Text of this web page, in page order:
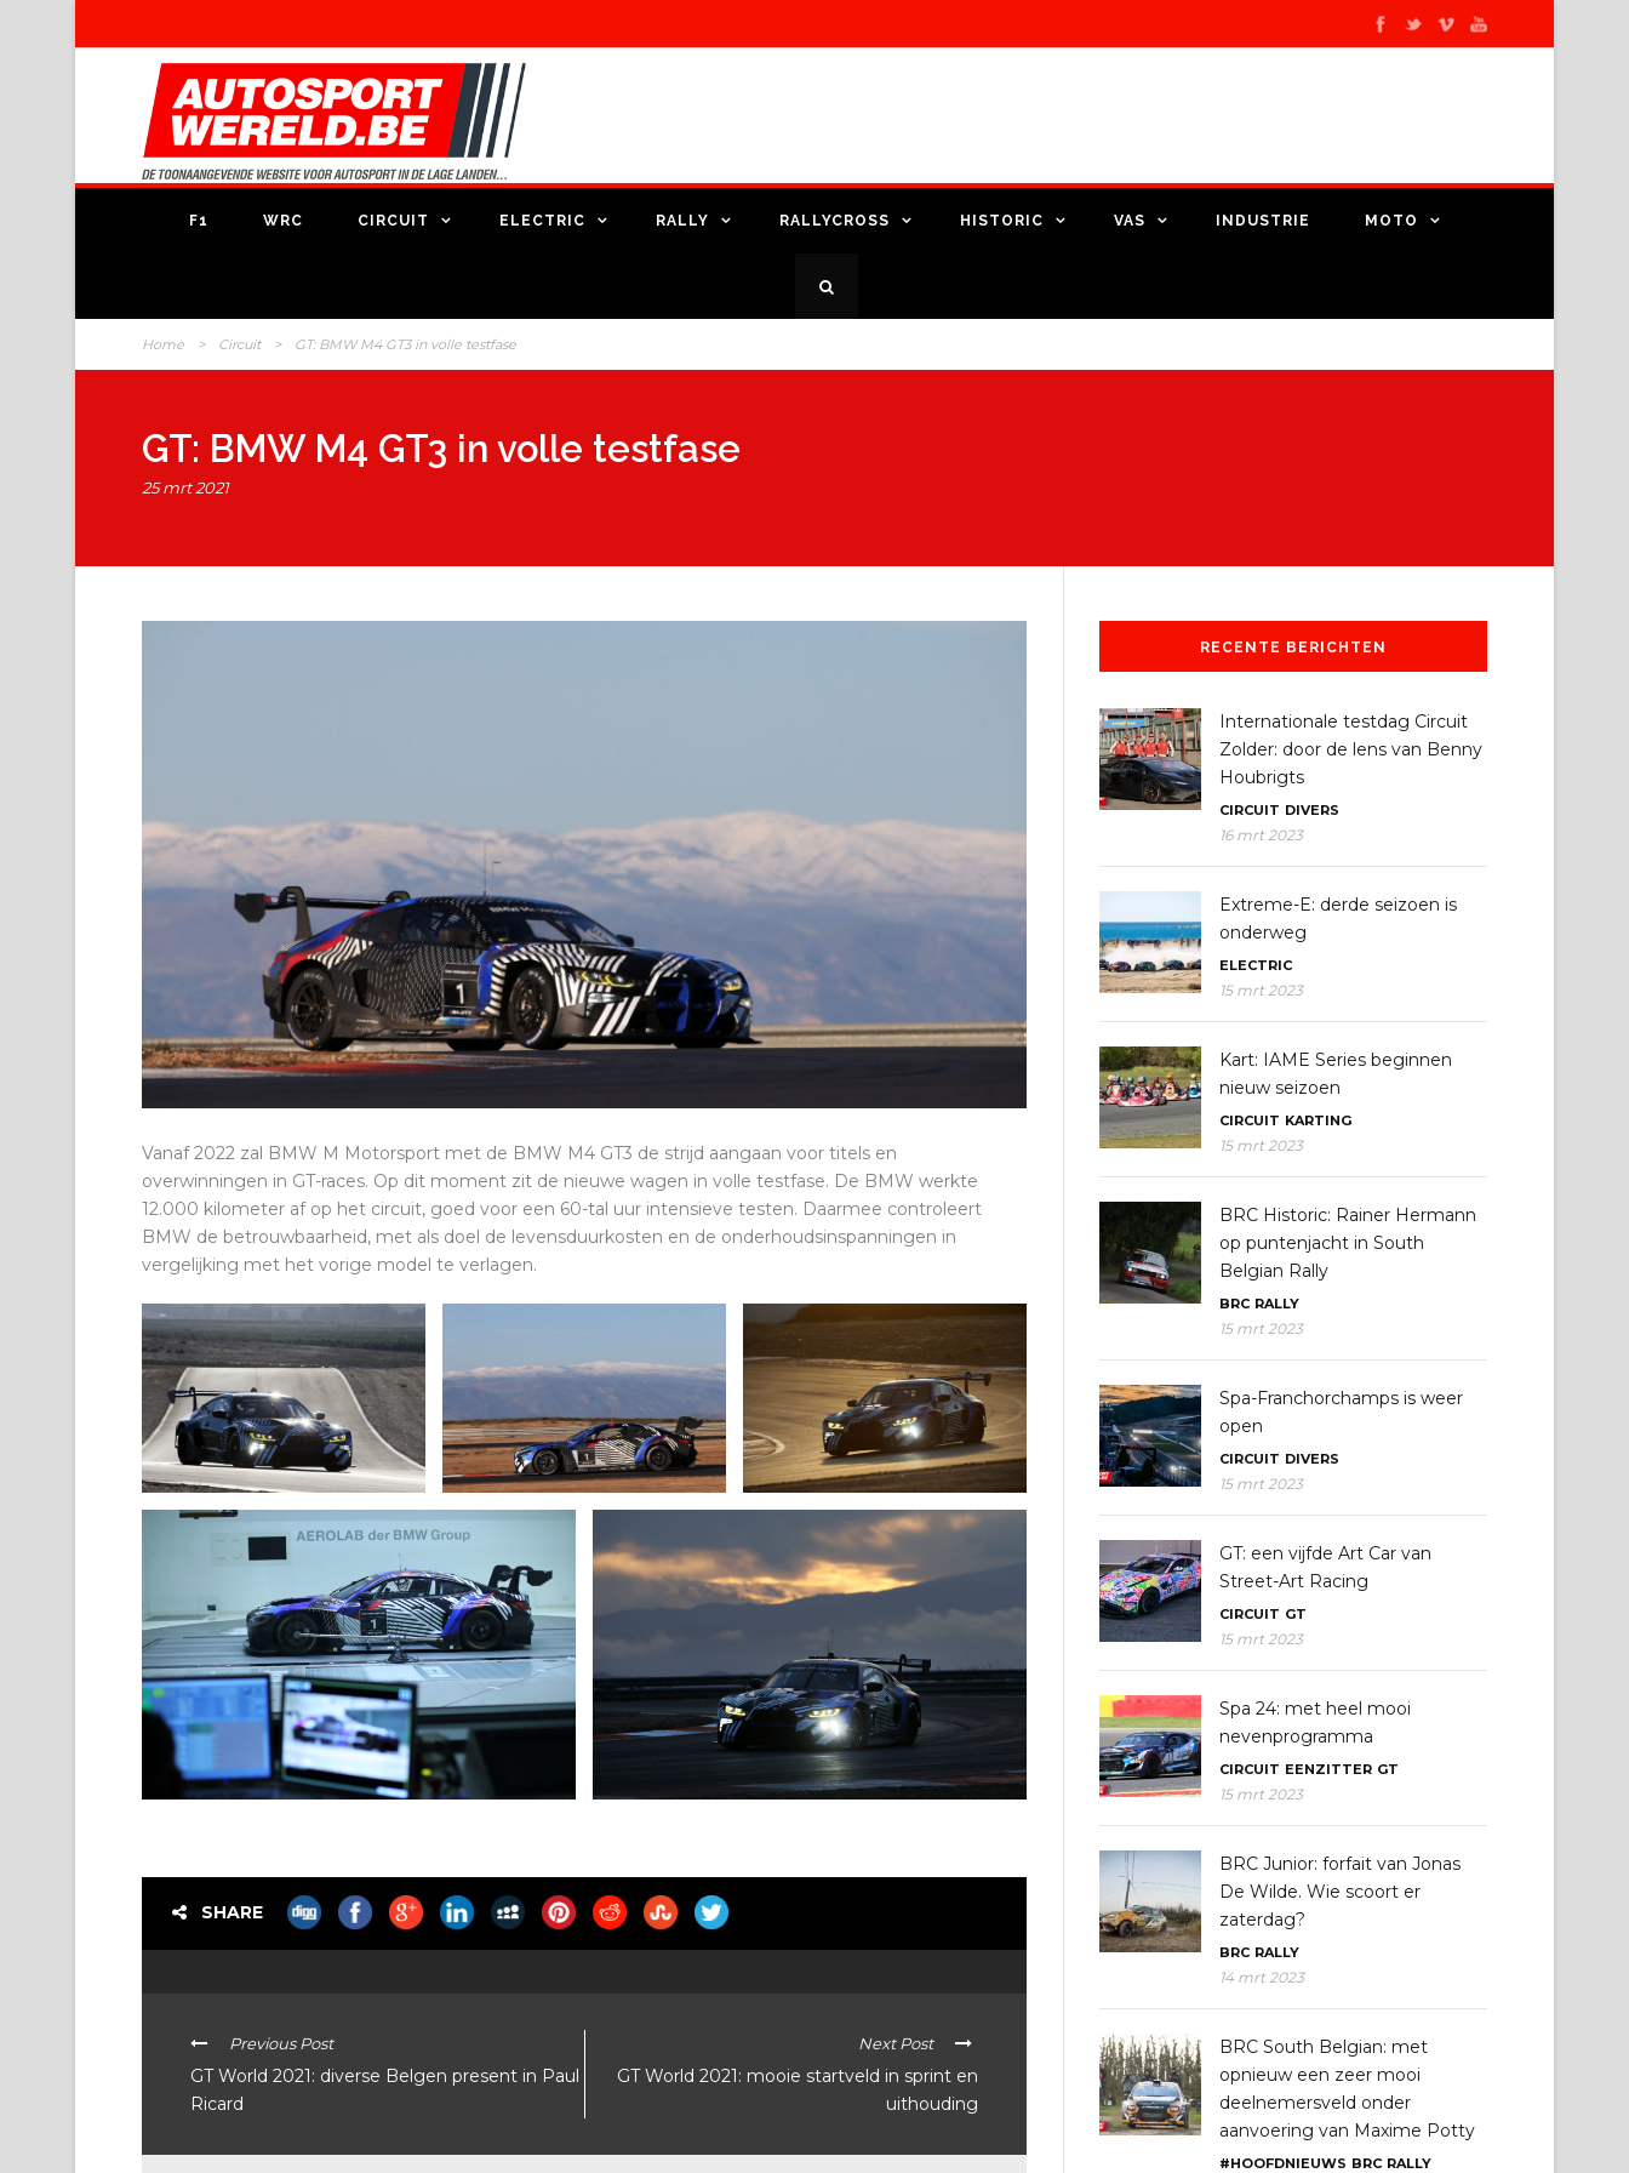
F1 WRC CIRCUIT ELECTRIC RALLY RALLYCROSS HISTORIC VAS INDUSTRIE MOTO
Home > Circuit > GT: BMW M4 GT3 in volle testfase
GT: BMW M4 GT3 in volle testfase
25 mrt 2021
Vanaf 2022 zal BMW M Motorsport met de BMW M4 GT3 de strijd aangaan voor titels en
overwinningen in GT-races. Op dit moment zit de nieuwe wagen in volle testfase. De BMW werkte
12.000 kilometer af op het circuit, goed voor een 60-tal uur intensieve testen. Daarmee controleert
BMW de betrouwbaarheid, met als doel de levensduurkosten en de onderhoudsinspanningen in
vergelijking met het vorige model te verlagen.
SHARE
Previous Post
GT World 2021: diverse Belgen present in Paul
Ricard
Next Post
GT World 2021: mooie startveld in sprint en
uithouding
RECENTE BERICHTEN
Internationale testdag Circuit
Zolder: door de lens van Benny
Houbrigts
CIRCUIT DIVERS
16 mrt 2023
Extreme-E: derde seizoen is
onderweg
ELECTRIC
15 mrt 2023
Kart: IAME Series beginnen
nieuw seizoen
CIRCUIT KARTING
15 mrt 2023
BRC Historic: Rainer Hermann
op puntenjacht in South
Belgian Rally
BRC RALLY
15 mrt 2023
Spa-Franchorchamps is weer
open
CIRCUIT DIVERS
15 mrt 2023
GT: een vijfde Art Car van
Street-Art Racing
CIRCUIT GT
15 mrt 2023
Spa 24: met heel mooi
nevenprogramma
CIRCUIT EENZITTER GT
15 mrt 2023
BRC Junior: forfait van Jonas
De Wilde. Wie scoort er
zaterdag?
BRC RALLY
14 mrt 2023
BRC South Belgian: met
opnieuw een zeer mooi
deelnemersveld onder
aanvoering van Maxime Potty
#HOOFDNIEUWS BRC RALLY